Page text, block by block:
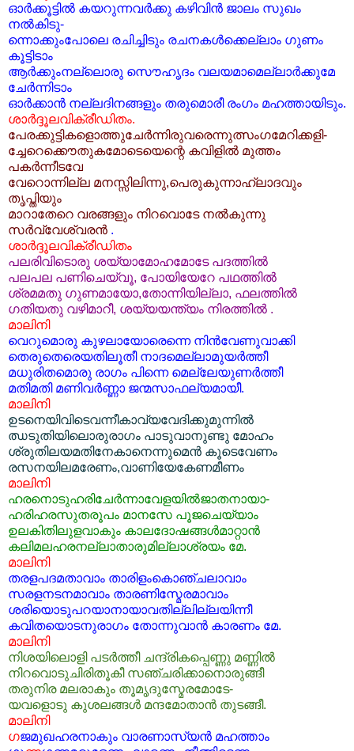
ഓര്‍ക്കൂട്ടില്‍ കയറുന്നവര്‍ക്കു കഴിവിന്‍‌ ജാലം സുഖം
നല്‍കിടു-
ന്നൊക്കുംപോലെ രചിച്ചിടും രചനകള്‍ക്കെല്ലാം ഗുണം
കൂട്ടിടാം
ആര്‍ക്കുംനല്ലൊരു സൌഹൃദം വലയമാമെല്ലാര്‍ക്കുമേ
ചേര്‍ന്നിടാം
ഓര്‍ക്കാന്‍ നല്ലദിനങ്ങളും തരുമൊരീ രംഗം മഹത്തായിടും.
ശാര്‍ദ്ദൂലവിക്രീഡിതം.
പേരക്കുട്ടികളൊത്തുചേര്‍ന്നിരുവരെന്നുത്സംഗമേറിക്കളി-
ച്ചേറെക്കൌതുകമോടെയെന്റെ കവിളില്‍ മുത്തം
പകര്‍ന്നീടവേ
വേറൊന്നില്ല മനസ്സിലിന്നു,പെരുകുന്നാഹ്ലാദവും
തൃപ്തിയും
മാറാതേറെ വരങ്ങളും നിറവൊടേ നല്‍കുന്നു
സര്‍വ്വേശ്വരന്‍ .
ശാര്‍ദ്ദൂലവിക്രീഡിതം
പലരിവിടൊരു ശയ്യാമോഹമോടേ പദത്തില്‍
പലപല പണിചെയ്‌വൂ, പോയിയേറേ പഥത്തില്‍
ശ്രമമതു ഗുണമായോ,തോന്നിയില്ലാ, ഫലത്തില്‍
ഗതിയതു വഴിമാറീ, ശയ്യയന്ത്യം നിരത്തില്‍ .
മാലിനി
വെറുമൊരു കുഴലായോരെന്നെ നിന്‍വേണുവാക്കി
തെരുതെരെയതിലൂതീ നാദമെല്ലാമുയര്‍ത്തീ
മധുരിതമൊരു രാഗം പിന്നെ മെല്ലേയുണര്‍ത്തീ
മതിമതി മണിവര്‍ണ്ണാ ജന്മസാഫല്യമായീ.
മാലിനി
ഉടനെയിവിടെവന്നീകാവ്യവേദിക്കുമുന്നില്‍
ഝടുതിയിലൊരുരാഗം പാടുവാനുണ്ടു മോഹം
ശ്രുതിലയമതിനേകാനെന്നുമെന്‍ കൂടെവേണം
രസനയിലമരേണം,വാണിയേകേണമീണം
മാലിനി
ഹരനൊടുഹരിചേര്‍ന്നാവേളയില്‍ജാതനായാ-
ഹരിഹരസുതരൂപം മാനസേ പൂജചെയ്യാം
ഉലകിതിലുളവാകും കാലദോഷങ്ങള്‍മാറ്റാന്‍
കലിമലഹരനല്ലാതാരുമില്ലാശ്രയം മേ.
മാലിനി
തരളപദമതാവാം താരിളംകൊഞ്ചലാവാം
സരളനടനമാവാം താരണിസ്മേരമാവാം
ശരിയൊടുപറയാനായാവതില്ലില്ലയിന്നീ
കവിതയൊടനുരാഗം തോന്നുവാന്‍ കാരണം മേ.
മാലിനി
നിശയിലൊളി പടര്‍ത്തീ ചന്ദ്രികപ്പെണ്ണു മണ്ണില്‍
നിറവൊടുചിരിതൂകീ സഞ്ചരിക്കാനൊരുങ്ങീ
തരുനിര മലരാകും തൂമൃദുസ്മേരമോടേ-
യവളൊടു കുശലങ്ങള്‍ മന്ദമോതാന്‍ തുടങ്ങീ.
മാലിനി
ഗജമുഖഹരനാകും വാരണാസ്യന്‍ മഹത്താം